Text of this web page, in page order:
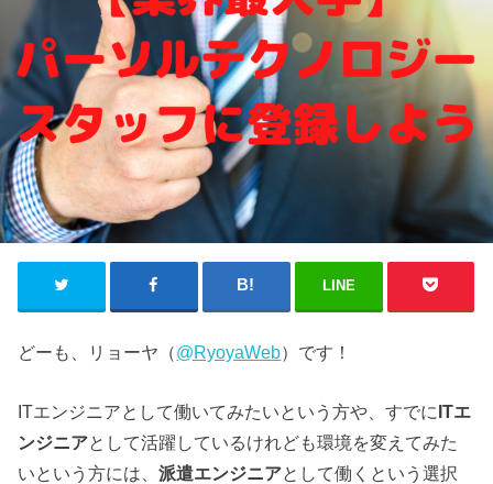
LINE
どーも、リョーヤ（@RyoyaWeb）です！
ITエンジニアとして働いてみたいという方や、すでにITエ
ンジニアとして活躍しているけれども環境を変えてみた
いという方には、派遣エンジニアとして働くという選択